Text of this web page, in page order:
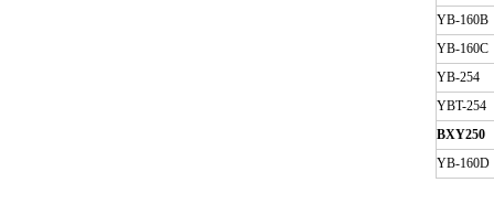
YB-160B
YB-160C
YB-254
YBT-254
BXY250
YB-160D